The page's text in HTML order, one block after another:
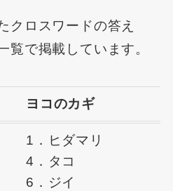
クロスワードの答え
覧で掲載しています。
ヨコのカギ
1．ヒダマリ
4．タコ
6．ジイ